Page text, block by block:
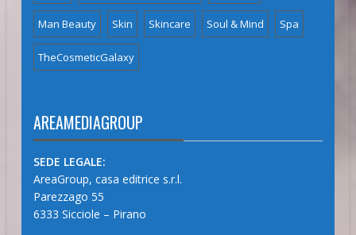
Man Beauty Skin Skincare Soul & Mind Spa
TheCosmeticGalaxy
AREAMEDIAGROUP
SEDE LEGALE:
AreaGroup, casa editrice s.r.l.
Parezzago 55
6333 Sicciole – Pirano